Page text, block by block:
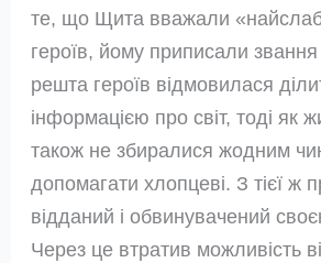
те, що Щита вважали
героїв, йому приписали звання
решта героїв відмовилася
інформацією про світ, тоді як
також не збиралися жодним
допомагати хлопцеві. З тієї ж
відданий і обвинувачений
Через це втратив можливість